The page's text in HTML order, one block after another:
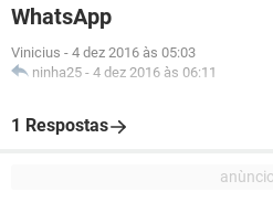
WhatsApp
Vinicius - 4 dez 2016 às 05:03
ninha25 - 4 dez 2016 às 06:11
1 Respostas